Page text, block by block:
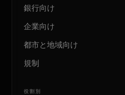
銀行向け
企業向け
都市と地域向け
規制
役割別